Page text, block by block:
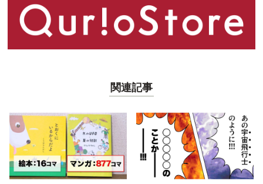
関連記事